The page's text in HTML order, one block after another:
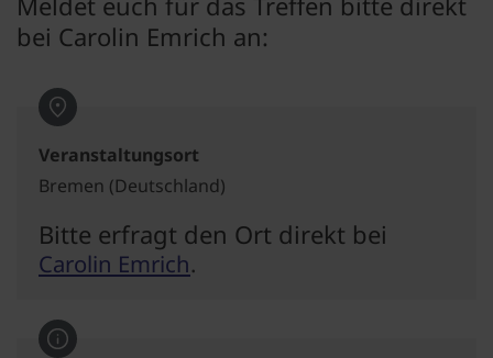
bei Carolin Emrich an:
Veranstaltungsort
Bremen (Deutschland)
Bitte erfragt den Ort direkt bei
Carolin Emrich.